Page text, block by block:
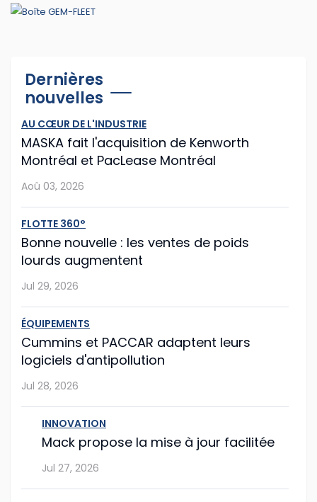
Jul 29, 2026
logiciels d'antipollution
Cummins et PACCAR ont récemment annoncé des
modifications logicielles à leurs moteurs diesel afin que
les routiers puissent continuer à rouler plus longtemps
après que les capteurs du camion o...
Jul 28, 2026
Mack propose la mise à jour facilitée
Le constructeur américain Mack Trucks franchit une
nouvelle étape vers la simplification de la
& Leave (« verrouiller et partir »), int�...
Jul 27, 2026
Hyundai Translead poursuit l'expansion de
ses camions à hydrogène
Même si le démarrage semble un peu laborieux,
l'entreprise sud-coréenne Hyundai Translead poursuit
son expansion.
Dernières
nouvelles
AU CŒUR DE L'INDUSTRIE
MASKA fait l'acquisition de Kenworth
Montréal et PacLease Montréal
Aoû 03, 2026
FLOTTE 360°
Bonne nouvelle : les ventes de poids
lourds augmentent
Jul 29, 2026
ÉQUIPEMENTS
Cummins et PACCAR adaptent leurs
logiciels d'antipollution
Jul 28, 2026
INNOVATION
Mack propose la mise à jour facilitée
Jul 27, 2026